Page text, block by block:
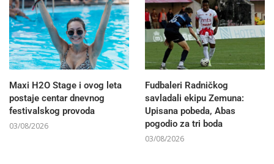
Maxi H2O Stage i ovog leta
postaje centar dnevnog
festivalskog provoda
03/08/2026
Fudbaleri Radničkog
savladali ekipu Zemuna:
Upisana pobeda, Abas
pogodio za tri boda
03/08/2026